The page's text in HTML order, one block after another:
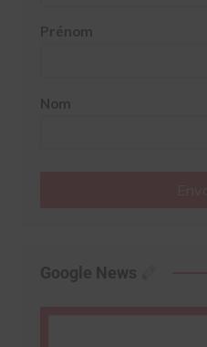
Prénom
Nom
Google News